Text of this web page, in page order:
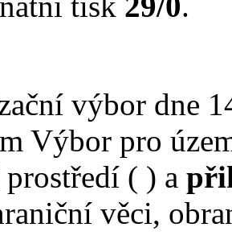
výbor dne
Výbor pro
( ) a
věci,